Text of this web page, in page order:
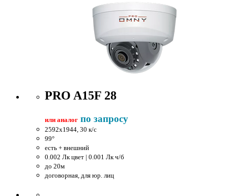
PRO A15F 28
или аналог по запросу
2592x1944, 30 к/c
99°
есть + внешний
0.002 Лк цвет | 0.001 Лк ч/б
до 20м
договорная, для юр. лиц